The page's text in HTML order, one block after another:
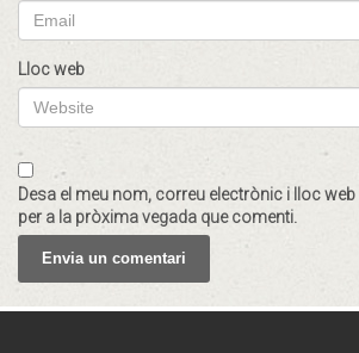
Lloc web
Desa el meu nom, correu electrònic i lloc
per a la pròxima vegada que comenti.